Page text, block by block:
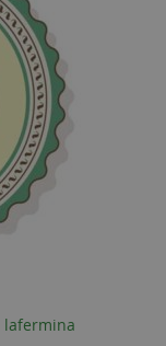
lafermina